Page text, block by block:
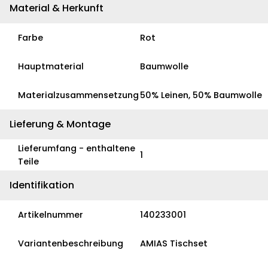
Material & Herkunft
Farbe Rot
Hauptmaterial Baumwolle
Materialzusammensetzung 50% Leinen, 50% Baumwolle
Lieferung & Montage
Lieferumfang - enthaltene
Teile
1
Identifikation
Artikelnummer 140233001
Variantenbeschreibung AMIAS Tischset